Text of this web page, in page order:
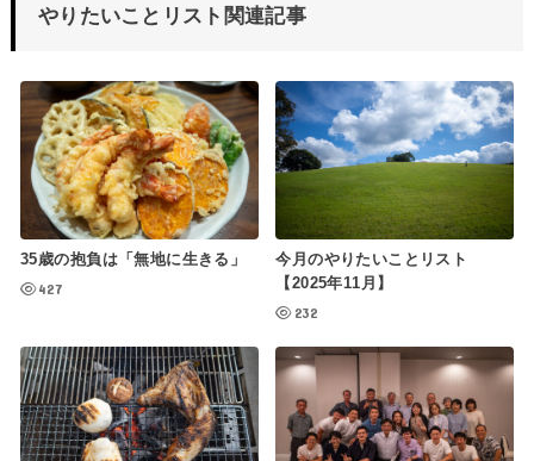
やりたいことリスト関連記事
35歳の抱負は「無地に生きる」
427
今月のやりたいことリスト
【2025年11月】
232